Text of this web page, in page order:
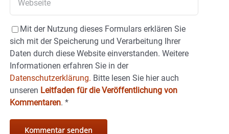
Mit der Nutzung dieses Formulars erklären Sie
sich mit der Speicherung und Verarbeitung Ihrer
Daten durch diese Website einverstanden. Weitere
Informationen erfahren Sie in der
Datenschutzerklärung. Bitte lesen Sie hier auch
unseren Leitfaden für die Veröffentlichung von
Kommentaren. *